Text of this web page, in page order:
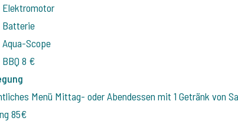
Scope
8 €
Menü Mittag- oder Abendessen mit 1 Getränk von
85€